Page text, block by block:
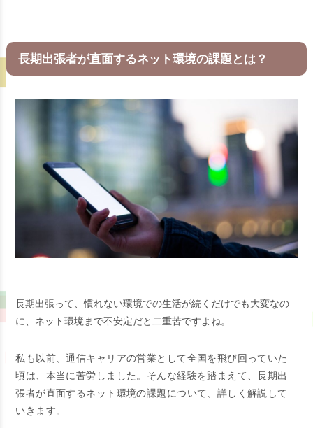
長期出張者が直面するネット環境の課題とは？
長期出張って、慣れない環境での生活が続くだけでも大変なの
に、ネット環境まで不安定だと二重苦ですよね。
私も以前、通信キャリアの営業として全国を飛び回っていた
頃は、本当に苦労しました。そんな経験を踏まえて、長期出
張者が直面するネット環境の課題について、詳しく解説して
いきます。